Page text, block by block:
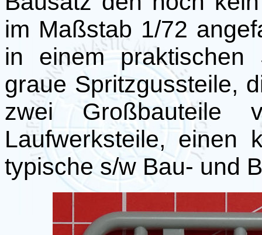
im Maßstab 1/72
in einem praktischen
graue Spritzgussteile,
zwei Großbauteile
Laufwerksteile, einen
typische s/w Bau- und